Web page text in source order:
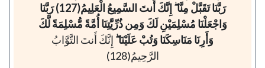
رَبَّنَا تَقَبَّلْ مِنَّا ۖ إِنَّكَ أَنتَ السَّمِيعُ الْعَلِيمُ(127) رَبَّنَا
وَاجْعَلْنَا مُسْلِمَيْنِ لَكَ وَمِن ذُرِّيَّتِنَا أُمَّةً مُّسْلِمَةً لَّكَ
وَأَرِنَا مَنَاسِكَنَا وَتُبْ عَلَيْنَا ۖ إِنَّكَ أَنتَ التَّوَّابُ
الرَّحِيمُ(128)